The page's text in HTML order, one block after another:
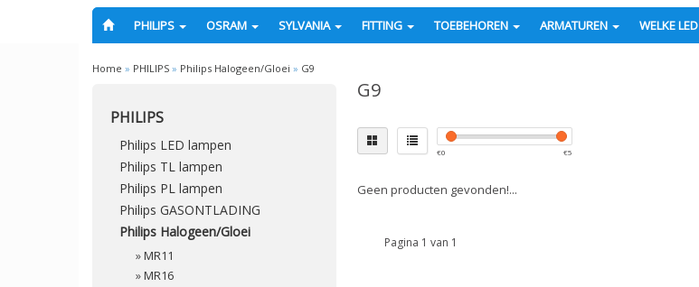
PHILIPS OSRAM SYLVANIA FITTING TOEBEHOREN ARMATUREN WELKE LED
Home » PHILIPS » Philips Halogeen/Gloei » G9
PHILIPS
Philips LED lampen
Philips TL lampen
Philips PL lampen
Philips GASONTLADING
Philips Halogeen/Gloei
»MR11
»MR16
G9
€0 €5
Geen producten gevonden!...
Pagina 1 van 1